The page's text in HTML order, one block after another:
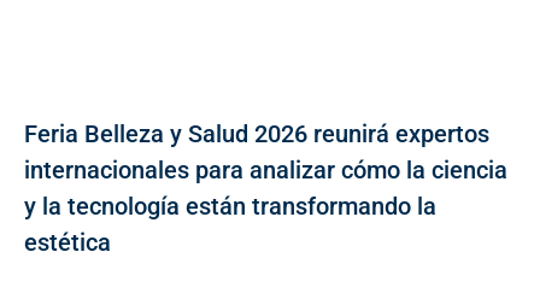
Feria Belleza y Salud 2026 reunirá expertos
internacionales para analizar cómo la ciencia
y la tecnología están transformando la
estética